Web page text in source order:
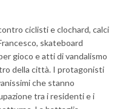
ciclisti e clochard, calci
skateboard
gioco e atti di vandalismo
della città. I protagonisti
che stanno
tra i residenti e i